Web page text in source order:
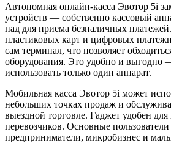
Автономная онлайн-касса Эвотор 5i
устройств — собственно кассовый
пад для приема безналичных
пластиковых карт и цифровых
сам терминал, что позволяет
оборудования. Это удобно и выгодно
использовать только один аппарат.
Мобильная касса Эвотор 5i может
небольших точках продаж и
выездной торговле. Гаджет удобен для
перевозчиков. Основные
предприниматели, микробизнес и